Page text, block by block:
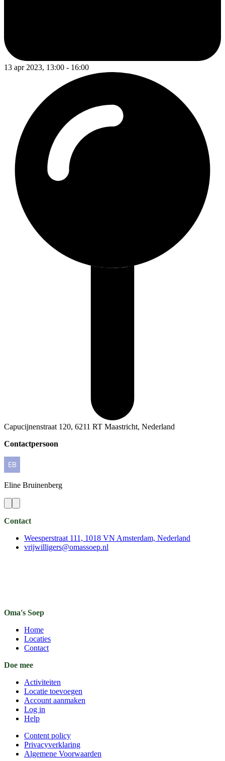
13 apr 2023, 13:00 - 16:00
Capucijnenstraat 120, 6211 RT Maastricht, Nederland
Contactpersoon
Eline Bruinenberg
Contact
Weesperstraat 111, 1018 VN Amsterdam, Nederland
vrijwilligers@omassoep.nl
Oma's Soep
Home
Locaties
Contact
Doe mee
Activiteiten
Locatie toevoegen
Account aanmaken
Log in
Help
Content policy
Privacyverklaring
Algemene Voorwaarden